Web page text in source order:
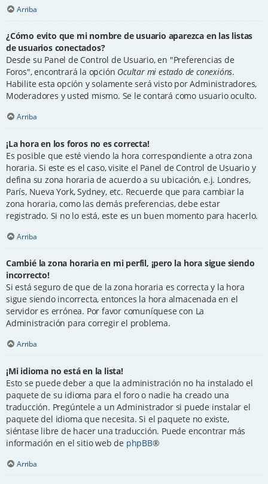
Arriba
¿Cómo evito que mi nombre de usuario aparezca en las listas
de usuarios conectados?
Desde su Panel de Control de Usuario, en "Preferencias de
Foros", encontrará la opción Ocultar mi estado de conexións.
Habilite esta opción y solamente será visto por Administradores,
Moderadores y usted mismo. Se le contará como usuario oculto.
Arriba
¡La hora en los foros no es correcta!
Es posible que esté viendo la hora correspondiente a otra zona
horaria. Si este es el caso, visite el Panel de Control de Usuario y
defina su zona horaria de acuerdo a su ubicación, e.j. Londres,
París, Nueva York, Sydney, etc. Recuerde que para cambiar la
zona horaria, como las demás preferencias, debe estar
registrado. Si no lo está, este es un buen momento para hacerlo.
Arriba
Cambié la zona horaria en mi perfil, ¡pero la hora sigue siendo
incorrecto!
Si está seguro de que de la zona horaria es correcta y la hora
sigue siendo incorrecta, entonces la hora almacenada en el
servidor es errónea. Por favor comuníquese con La
Administración para corregir el problema.
Arriba
¡Mi idioma no está en la lista!
Esto se puede deber a que la administración no ha instalado el
paquete de su idioma para el foro o nadie ha creado una
traducción. Pregúntele a un Administrador si puede instalar el
paquete del idioma que necesita. Si el paquete no existe,
siéntase libre de hacer una traducción. Puede encontrar más
información en el sitio web de phpBB®
Arriba